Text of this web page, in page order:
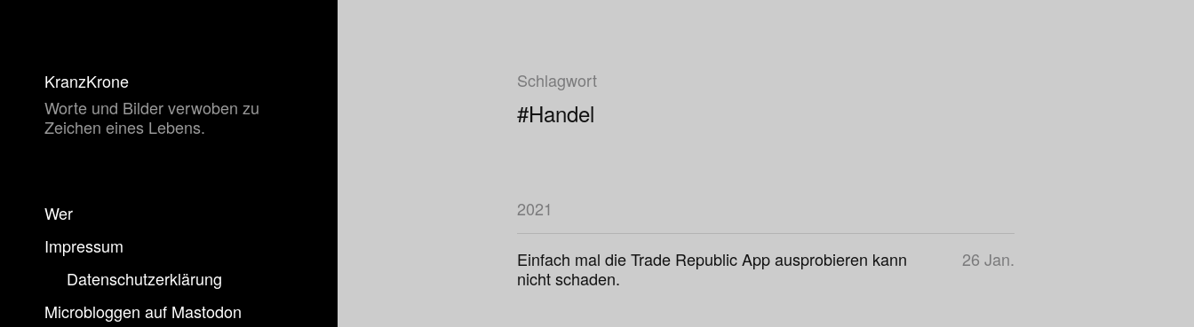
KranzKrone
Worte und Bilder verwoben zu
Zeichen eines Lebens.
Wer
Impressum
Datenschutzerklärung
Microbloggen auf Mastodon
Schlagwort
#Handel
2021
Einfach mal die Trade Republic App ausprobieren kann
nicht schaden.
26 Jan.